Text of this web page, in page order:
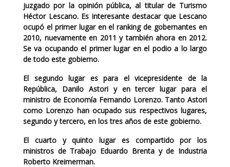
juzgado por la opinión pública, al titular de Turismo
Héctor Lescano. Es interesante destacar que Lescano
ocupó el primer lugar en el ranking de gobernantes en
2010, nuevamente en 2011 y también ahora en 2012.
Se va ocupando el primer lugar en el podio a lo largo
de todo este gobierno.
El segundo lugar es para el vicepresidente de la
República, Danilo Astori y en tercer lugar para el
ministro de Economía Fernando Lorenzo. Tanto Astori
como Lorenzo han ocupado sus respectivos lugares,
segundo y tercero, en los tres años de este gobierno.
El cuarto y quinto lugar es compartido por los
ministros de Trabajo Eduardo Brenta y de Industria
Roberto Kreimerman.